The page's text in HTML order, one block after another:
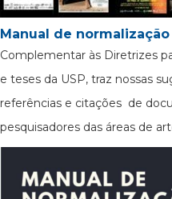
Manual de
Complementar às Diretrizes
e teses da USP, traz nossas
referências e citações de
pesquisadores das áreas de